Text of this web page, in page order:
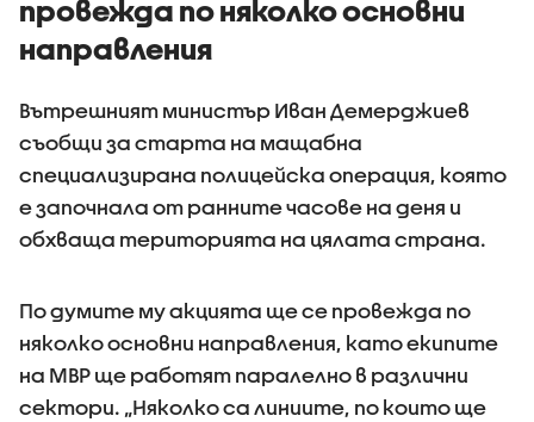
провежда по няколко основни
направления
Вътрешният министър Иван Демерджиев
съобщи за старта на мащабна
специализирана полицейска операция, която
е започнала от ранните часове на деня и
обхваща територията на цялата страна.
По думите му акцията ще се провежда по
няколко основни направления, като екипите
на МВР ще работят паралелно в различни
сектори. „Няколко са линиите, по които ще